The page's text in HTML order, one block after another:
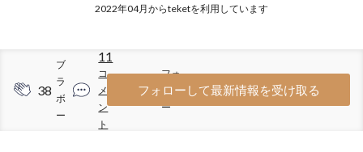
2022年04月からteketを利用しています
38
ブ
ラ
ボ
ー
11
コ
メ
ン
ト
24
フォ
ロワ
ー
フォローして最新情報を受け取る